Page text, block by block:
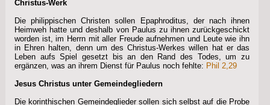
Christus-Werk
Die philippischen Christen sollen Epaphroditus, der nach ihnen
Heimweh hatte und deshalb von Paulus zu ihnen zurückgeschickt
worden ist, im Herrn mit aller Freude aufnehmen und Leute wie ihn
in Ehren halten, denn um des Christus-Werkes willen hat er das
Leben aufs Spiel gesetzt bis an den Rand des Todes, um zu
ergänzen, was an ihrem Dienst für Paulus noch fehlte: Phil 2,29
Jesus Christus unter Gemeindegliedern
Die korinthischen Gemeindeglieder sollen sich selbst auf die Probe